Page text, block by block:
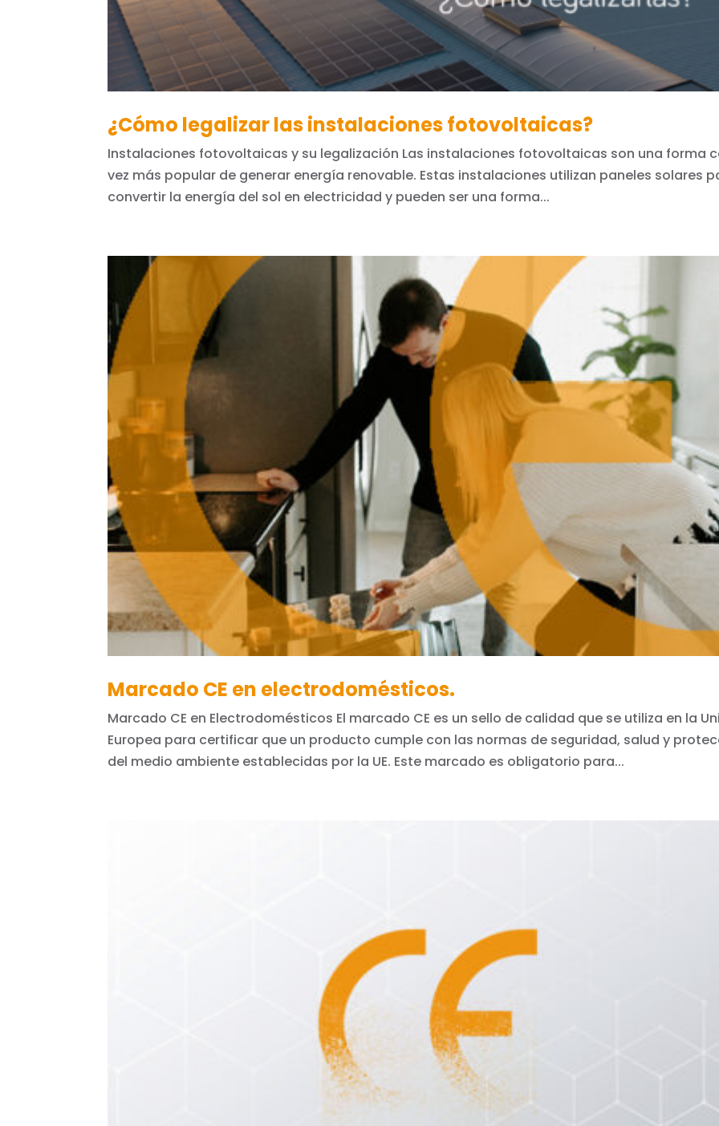
¿Cómo legalizar las instalaciones fotovoltaicas?
Instalaciones fotovoltaicas y su legalización Las instalaciones fotovoltaicas son una forma
vez más popular de generar energía renovable. Estas instalaciones utilizan paneles solares
convertir la energía del sol en electricidad y pueden ser una forma...
Marcado CE en electrodomésticos.
Marcado CE en Electrodomésticos El marcado CE es un sello de calidad que se utiliza en la
Europea para certificar que un producto cumple con las normas de seguridad, salud y
del medio ambiente establecidas por la UE. Este marcado es obligatorio para...